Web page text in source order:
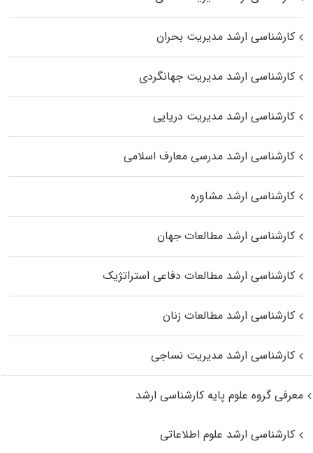
کارشناسی ارشد مدیریت بحران
کارشناسی ارشد مدیریت جهانگردی
کارشناسی ارشد مدیریت دریایی
کارشناسی ارشد مدرسی معارف اسلامی
کارشناسی ارشد مشاوره
کارشناسی ارشد مطالعات جهان
کارشناسی ارشد مطالعات دفاعی استراتژیک
کارشناسی ارشد مطالعات زنان
کارشناسی ارشد مدیریت نساجی
معرفی گروه علوم پایه کارشناسی ارشد
کارشناسی ارشد علوم اطلاعاتی